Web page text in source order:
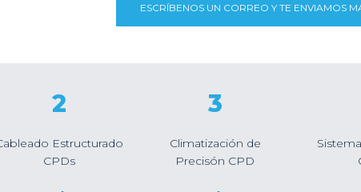
ESCRÍBENOS UN CORREO Y TE ENVIAMOS
2
Estructurado
CPDs
3
Climatización de
Precisón CPD